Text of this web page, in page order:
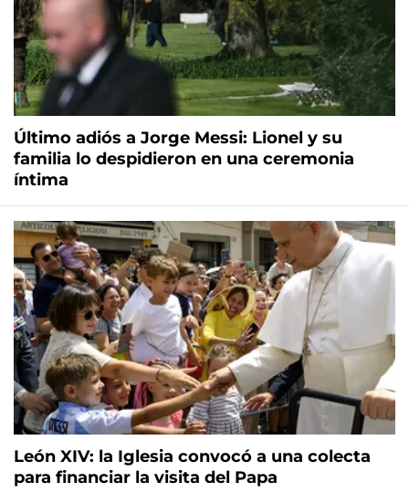
Último adiós a Jorge Messi: Lionel y su
familia lo despidieron en una ceremonia
íntima
León XIV: la Iglesia convocó a una colecta
para financiar la visita del Papa